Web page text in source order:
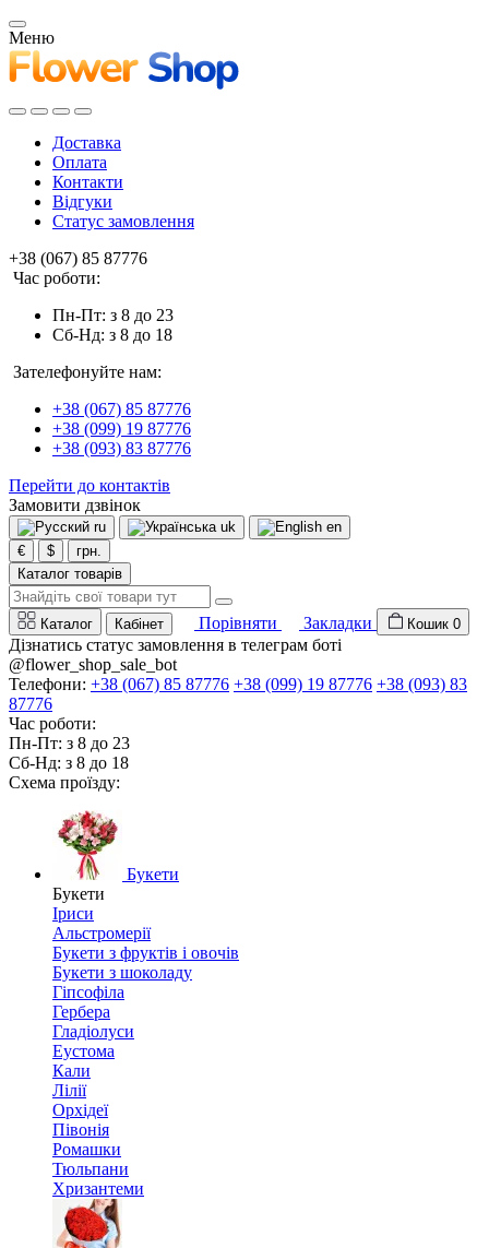
Меню
Доставка
Оплата
Контакти
Відгуки
Статус замовлення
+38 (067) 85 87776
Час роботи:
Пн-Пт: з 8 до 23
Сб-Нд: з 8 до 18
Зателефонуйте нам:
+38 (067) 85 87776
+38 (099) 19 87776
+38 (093) 83 87776
Перейти до контактів
Замовити дзвінок
ru uk
en
€
$
грн.
Каталог товарів
Каталог Кабінет Порівняти Закладки Кошик 0
Дізнатись статус замовлення в телеграм боті
@flower_shop_sale_bot
Телефони: +38 (067) 85 87776 +38 (099) 19 87776 +38 (093) 83
87776
Час роботи:
Пн-Пт: з 8 до 23
Сб-Нд: з 8 до 18
Схема проїзду:
Букети
Букети
Іриси
Альстромерії
Букети з фруктів і овочів
Букети з шоколаду
Гіпсофіла
Гербера
Гладіолуси
Еустома
Кали
Лілії
Орхідеї
Півонія
Ромашки
Тюльпани
Хризантеми